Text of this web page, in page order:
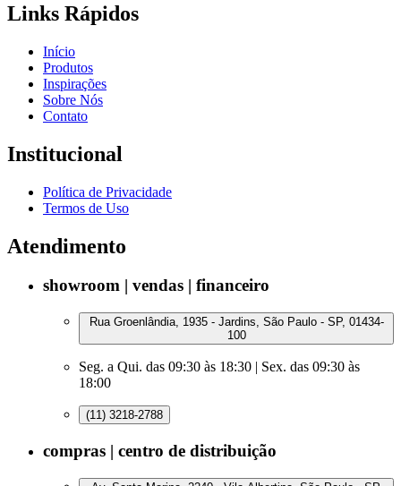
Links Rápidos
Início
Produtos
Inspirações
Sobre Nós
Contato
Institucional
Política de Privacidade
Termos de Uso
Atendimento
showroom | vendas | financeiro
Rua Groenlândia, 1935 - Jardins, São Paulo - SP, 01434-
100
Seg. a Qui. das 09:30 às 18:30 | Sex. das 09:30 às
18:00
(11) 3218-2788
compras | centro de distribuição